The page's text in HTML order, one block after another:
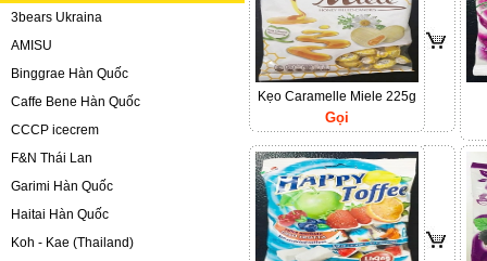
3bears Ukraina
AMISU
Binggrae Hàn Quốc
Caffe Bene Hàn Quốc
CCCP icecrem
F&N Thái Lan
Garimi Hàn Quốc
Haitai Hàn Quốc
Koh - Kae (Thailand)
Kẹo Caramelle Miele 225g
Gọi